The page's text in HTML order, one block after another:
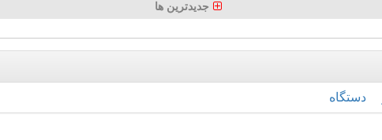
جدیدترین ها
دستگاه